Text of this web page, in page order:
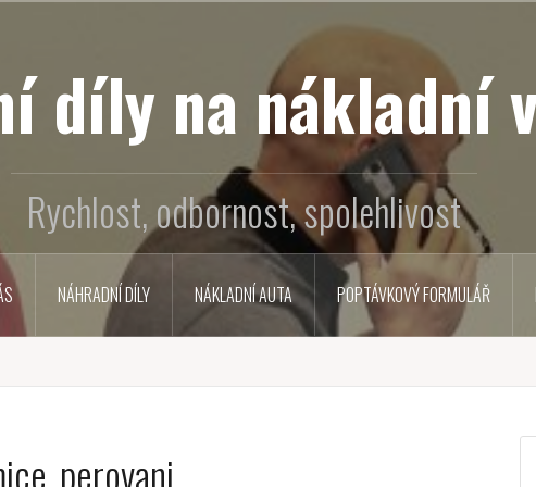
díly na nákladní
Rychlost, odbornost, spolehlivost
NÁHRADNÍ DÍLY NÁKLADNÍ AUTA POPTÁVKOVÝ FORMULÁŘ